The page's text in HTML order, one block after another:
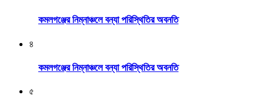
কমলগঞ্জের নিম্নাঞ্চলে বন্যা পরিস্থিতির অবনতি
৪
কমলগঞ্জের নিম্নাঞ্চলে বন্যা পরিস্থিতির অবনতি
৫